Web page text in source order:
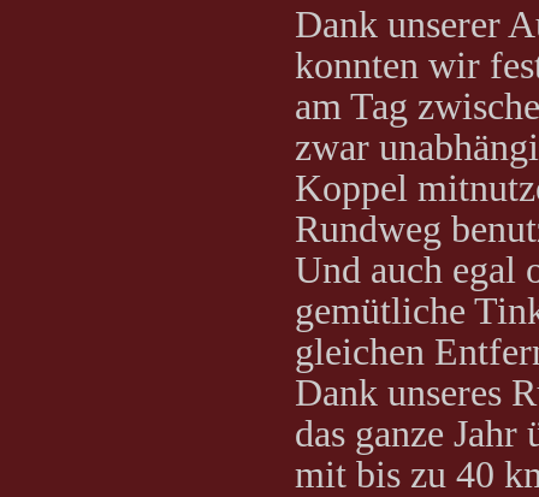
Dank unserer
konnten wir
am Tag
zwar
Koppel
Rundweg
Und auch egal
gemütliche
gleichen
Dank unseres
das ganze
mit bis zu 40